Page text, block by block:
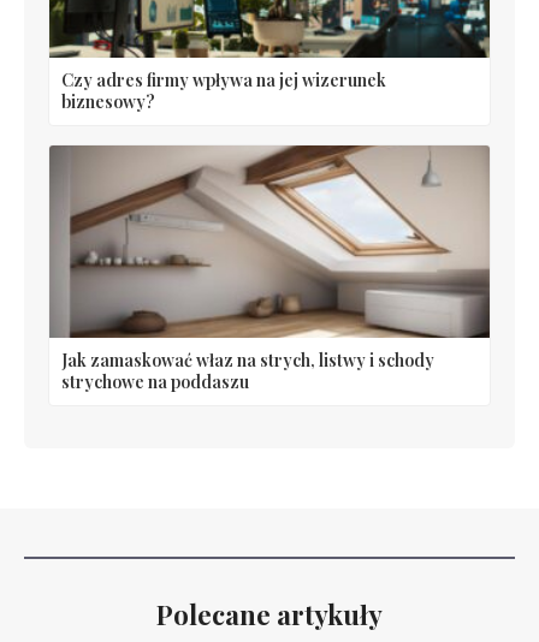
Czy adres firmy wpływa na jej wizerunek
biznesowy?
Jak zamaskować właz na strych, listwy i schody
strychowe na poddaszu
Polecane artykuły